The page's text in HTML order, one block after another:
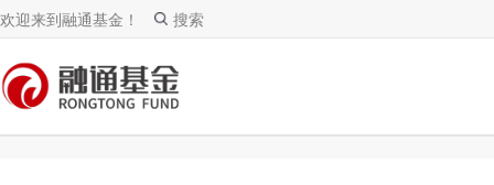
欢迎来到融通基金！ 搜索